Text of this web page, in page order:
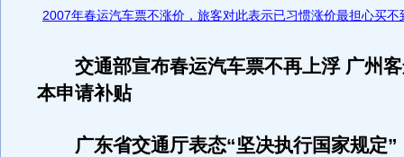
2007年春运汽车票不涨价，旅客对此表示已习惯涨价最担心买不
交通部宣布春运汽车票不再上浮 广州客
本申请补贴
广东省交通厅表态“坚决执行国家规定”